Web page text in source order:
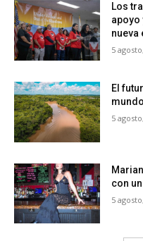
Los
nueva
5
El
5
con
5